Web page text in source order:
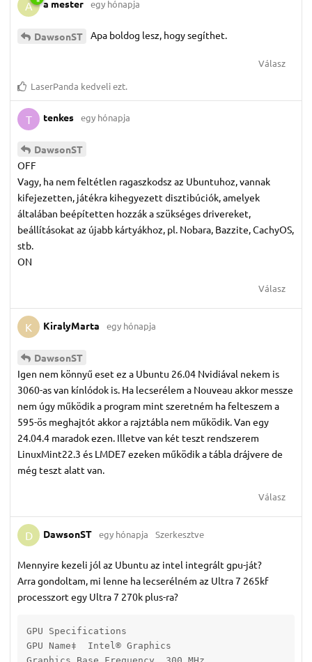
A a mester egy hónapja
DawsonST Apa boldog lesz, hogy segíthet.
Válasz
LaserPanda kedveli ezt.
T tenkes egy hónapja
DawsonST
OFF
Vagy, ha nem feltétlen ragaszkodsz az Ubuntuhoz, vannak
kifejezetten, játékra kihegyezett disztibúciók, amelyek
általában beépítetten hozzák a szükséges drivereket,
beállításokat az újabb kártyákhoz, pl. Nobara, Bazzite, CachyOS,
stb.
ON
Válasz
K KiralyMarta egy hónapja
DawsonST
Igen nem könnyű eset ez a Ubuntu 26.04 Nvidiával nekem is
3060-as van kínlódok is. Ha lecserélem a Nouveau akkor messze
nem úgy működik a program mint szeretném ha felteszem a
595-ös meghajtót akkor a rajztábla nem működik. Van egy
24.04.4 maradok ezen. Illetve van két teszt rendszerem
LinuxMint22.3 és LMDE7 ezeken működik a tábla drájvere de
még teszt alatt van.
Válasz
D DawsonST egy hónapja Szerkesztve
Mennyire kezeli jól az Ubuntu az intel integrált gpu-ját?
Arra gondoltam, mi lenne ha lecserélném az Ultra 7 265kf
processzort egy Ultra 7 270k plus-ra?
GPU Specifications
GPU Name‡  Intel® Graphics